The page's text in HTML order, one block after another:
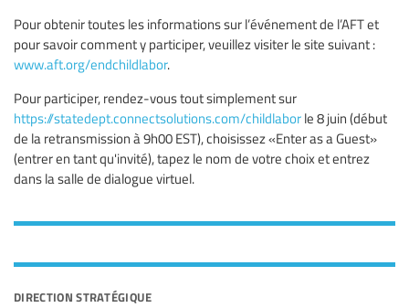
Pour obtenir toutes les informations sur l’événement de l’AFT et
pour savoir comment y participer, veuillez visiter le site suivant :
www.aft.org/endchildlabor.
Pour participer, rendez-vous tout simplement sur
https://statedept.connectsolutions.com/childlabor le 8 juin (début
de la retransmission à 9h00 EST), choisissez «Enter as a Guest»
(entrer en tant qu'invité), tapez le nom de votre choix et entrez
dans la salle de dialogue virtuel.
direction stratégique